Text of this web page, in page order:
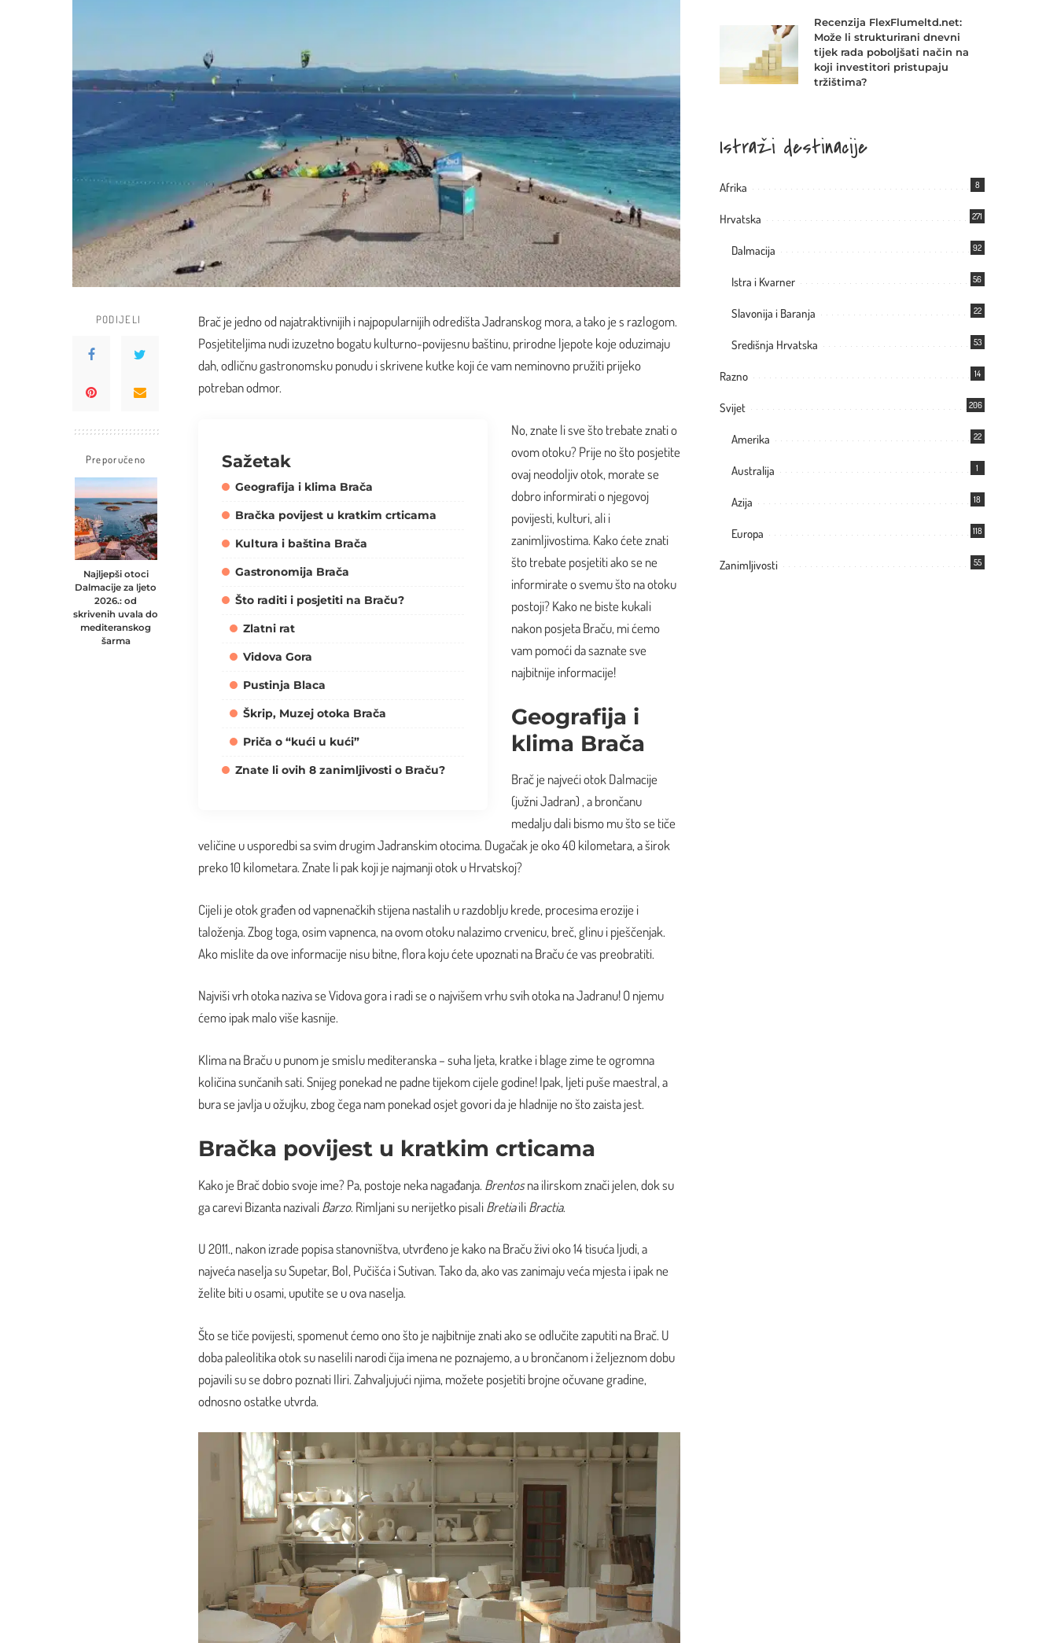
PODIJELI
Preporučeno
Najljepši otoci
Dalmacije za ljeto
2026.: od
skrivenih uvala do
mediteranskog
šarma
Brač je jedno od najatraktivnijih i najpopularnijih odredišta Jadranskog mora, a tako je s razlogom.
Posjetiteljima nudi izuzetno bogatu kulturno-povijesnu baštinu, prirodne ljepote koje oduzimaju
dah, odličnu gastronomsku ponudu i skrivene kutke koji će vam neminovno pružiti prijeko
potreban odmor.
Sažetak
Geografija i klima Brača
Bračka povijest u kratkim crticama
Kultura i baština Brača
Gastronomija Brača
Što raditi i posjetiti na Braču?
Zlatni rat
Vidova Gora
Pustinja Blaca
Škrip, Muzej otoka Brača
Priča o “kući u kući”
Znate li ovih 8 zanimljivosti o Braču?
No, znate li sve što trebate znati o
ovom otoku? Prije no što posjetite
ovaj neodoljiv otok, morate se
dobro informirati o njegovoj
povijesti, kulturi, ali i
zanimljivostima. Kako ćete znati
što trebate posjetiti ako se ne
informirate o svemu što na otoku
postoji? Kako ne biste kukali
nakon posjeta Braču, mi ćemo
vam pomoći da saznate sve
najbitnije informacije!
Geografija i
klima Brača
Brač je najveći otok Dalmacije
(južni Jadran) , a brončanu
medalju dali bismo mu što se tiče
veličine u usporedbi sa svim drugim Jadranskim otocima. Dugačak je oko 40 kilometara, a širok
preko 10 kilometara. Znate li pakkoji je najmanji otok u Hrvatskoj?
Cijeli je otok građen od vapnenačkih stijena nastalih u razdoblju krede, procesima erozije i
taloženja. Zbog toga, osim vapnenca, na ovom otoku nalazimo crvenicu, breč, glinu i pješčenjak.
Ako mislite da ove informacije nisu bitne, flora koju ćete upoznati na Braču će vas preobratiti.
Najviši vrh otoka naziva se Vidova gora i radi se o najvišem vrhu svih otoka na Jadranu! O njemu
ćemo ipak malo više kasnije.
Klima na Braču u punom je smislu mediteranska – suha ljeta, kratke i blage zime te ogromna
količina sunčanih sati. Snijeg ponekad ne padne tijekom cijele godine! Ipak, ljeti puše maestral, a
bura se javlja u ožujku, zbog čega nam ponekad osjet govori da je hladnije no što zaista jest.
Bračka povijest u kratkim crticama
Kako je Brač dobio svoje ime? Pa, postoje neka nagađanja. Brentosna ilirskom znači jelen, dok su
ga carevi Bizanta nazivaliBarzo. Rimljani su nerijetko pisaliBretiailiBractia.
U 2011., nakon izrade popisa stanovništva, utvrđeno je kako na Braču živi oko 14 tisuća ljudi, a
najveća naselja su Supetar, Bol, Pučišća i Sutivan. Tako da, ako vas zanimaju veća mjesta i ipak ne
želite biti u osami, uputite se u ova naselja.
Što se tiče povijesti, spomenut ćemo ono što je najbitnije znati ako se odlučite zaputiti na Brač. U
doba paleolitika otok su naselili narodi čija imena ne poznajemo, a u brončanom i željeznom dobu
pojavili su se dobro poznati Iliri. Zahvaljujući njima, možete posjetiti brojne očuvane gradine,
odnosno ostatke utvrda.
Recenzija FlexFlumeltd.net:
Može li strukturirani dnevni
tijek rada poboljšati način na
koji investitori pristupaju
tržištima?
Istraži destinacije
Afrika 8
Hrvatska 271
Dalmacija 92
Istra i Kvarner 56
Slavonija i Baranja 22
Središnja Hrvatska 53
Razno 14
Svijet 206
Amerika 22
Australija 1
Azija 18
Europa 118
Zanimljivosti 55